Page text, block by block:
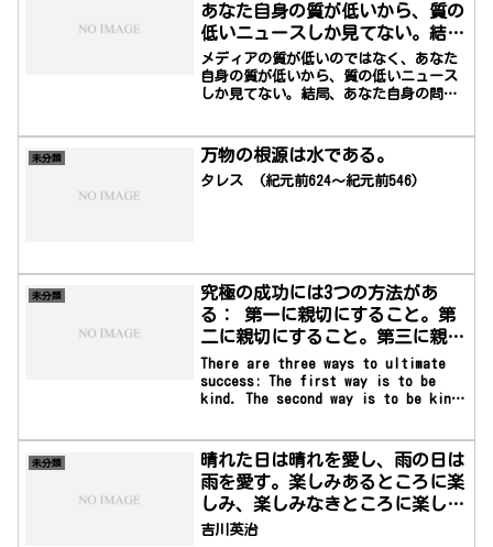
あなた自身の質が低いから、質の
低いニュースしか見てない。結
局、あなた自身の問題です
メディアの質が低いのではなく、あなた
自身の質が低いから、質の低いニュース
しか見てない。結局、あなた自身の問題
未分類 万物の根源は水である。
タレス (紀元前624～紀元前546)
未分類
究極の成功には3つの方法があ
る： 第一に親切にすること。第
二に親切にすること。第三に親切
にすること
There are three ways to ultimate
success: The first way is to be
kind. The second way is to be kind.
がある： 第一に親切にすること。第二に
親切にすること。第三に親切にすること
―ミスター・ロ...
未分類
晴れた日は晴れを愛し、雨の日は
雨を愛す。楽しみあるところに楽
しみ、楽しみなきところに楽し
む。
吉川英治